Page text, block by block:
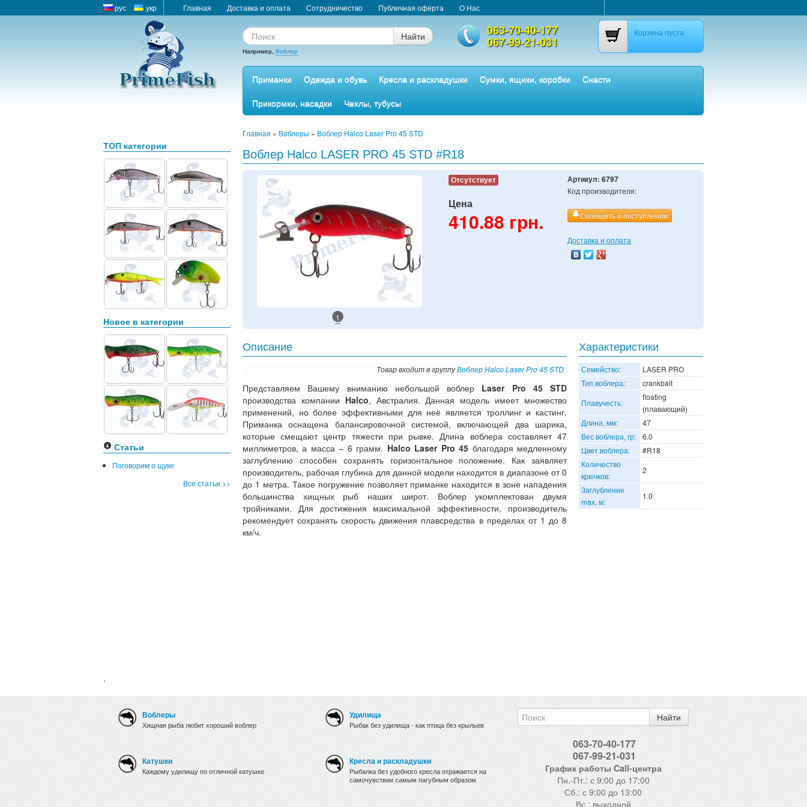
рус укр Главная Доставка и оплата Сотрудничество Публичная оферта О Нас
Найти
Например, Воблер
063-70-40-177
067-99-21-031
Корзина пуста
Приманки Одежда и обувь Кресла и раскладушки Сумки, ящики, коробки
Снасти
Прикормки, насадки
Чехлы, тубусы
ТОП категории
Новое в категории
Статьи
Поговорим о щуке
Все статьи >>
.
Главная » Воблеры » Воблер Halco Laser Pro 45 STD
Воблер Halco LASER PRO 45 STD #R18
1
Отсутствует
Цена
410.88 грн.
Артикул: 6797
Код производителя:
Сообщить о поступлении
Доставка и оплата
Описание
Товар входит в группуВоблер Halco Laser Pro 45 STD
Представляем Вашему вниманию небольшой воблер Laser Pro 45 STD
производства компании Halco, Австралия. Данная модель имеет множество
применений, но более эффективными для неё является троллинг и кастинг.
Приманка оснащена балансировочной системой, включающей два шарика,
которые смещают центр тяжести при рывке. Длина воблера составляет 47
миллиметров, а масса – 6 грамм. Halco Laser Pro 45 благодаря медленному
заглублению способен сохранять горизонтальное положение. Как заявляет
производитель, рабочая глубина для данной модели находится в диапазоне от 0
до 1 метра. Такое погружение позволяет приманке находится в зоне нападения
большинства хищных рыб наших широт. Воблер укомплектован двумя
тройниками. Для достижения максимальной эффективности, производитель
рекомендует сохранять скорость движения плавсредства в пределах от 1 до 8
км/ч.
Характеристики
Семейство:
LASER PRO
Тип воблера:
crankbait
Плавучесть:
floating
(плавающий)
Длина, мм:
47
Вес воблера, гр:
6.0
Цвет воблера:
#R18
Количество
крючков:
2
Заглубление
max, м:
1.0
Воблеры
Хищная рыба любит хороший воблер
Катушки
Каждому удилищу по отличной катушке
Удилища
Рыбак без удилища - как птица без крыльев
Кресла и раскладушки
Рыбалка без удобного кресла отражается на
самочувствии самым пагубным образом
Найти
063-70-40-177
067-99-21-031
График работы Call-центра
Пн.-Пт.: с 9:00 до 17:00
Сб.: с 9:00 до 13:00
Вс.: выходной